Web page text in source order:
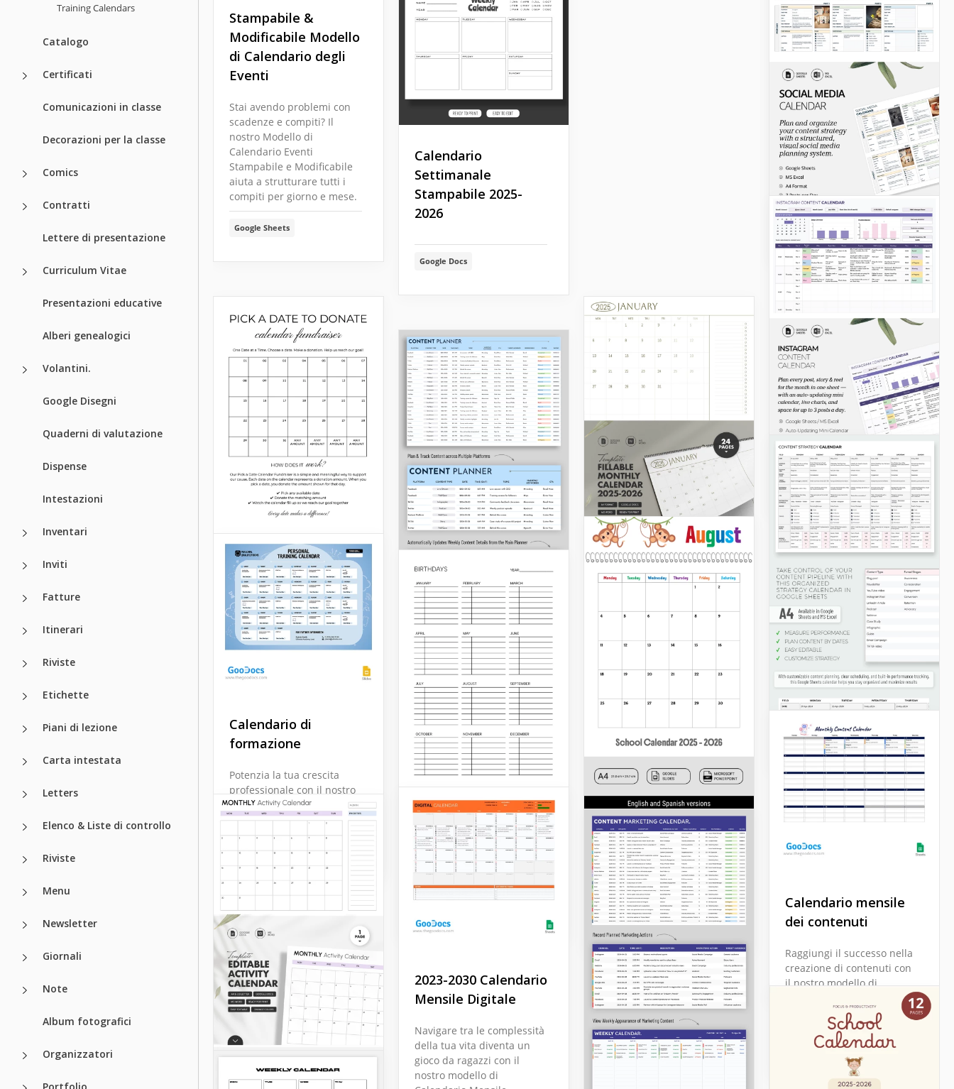
Training Calendars
Catalogo
Certificati
Comunicazioni in classe
Decorazioni per la classe
Comics
Contratti
Lettere di presentazione
Curriculum Vitae
Presentazioni educative
Alberi genealogici
Volantini.
Google Disegni
Quaderni di valutazione
Dispense
Intestazioni
Inventari
Inviti
Fatture
Itinerari
Riviste
Etichette
Piani di lezione
Carta intestata
Letters
Elenco & Liste di controllo
Riviste
Menu
Newsletter
Giornali
Note
Album fotografici
Organizzatori
Portfolio
Stampabile &
Modificabile Modello
di Calendario degli
Eventi
Stai avendo problemi con
scadenze e compiti? Il
nostro Modello di
Calendario Eventi
Stampabile e Modificabile
aiuta a strutturare tutti i
compiti per giorno e mese.
Google Sheets
Calendario
Settimanale
Stampabile 2025-
2026
Google Docs
Modello di
calendario delle
paghe quindicinale
2026
Google Sheets
calendario per la
raccolta fondi
Google Docs
Calendario di
marketing dei
contenuti strutturati
Calendario mensile
compilabile 2025-
2026
Google Docs
Modello di
calendario dei
contenuti dei social
media
Google Sheets
Calendario di
formazione
Potenzia la tua crescita
professionale con il nostro
modello di Calendario di
Formazione!
Google Slides
Template Calendario
Annuale Stampabile
per Compleanni
Modello di
calendario dei
contenuti di
Instagram
Google Sheets
2023-2030 Calendario
Mensile Digitale
Navigare tra le complessità
della tua vita diventa un
gioco da ragazzi con il
nostro modello di
Modello di
contenuti per
blogger e marketer
Google Sheets
Calendario mensile
dei contenuti
Raggiungi il successo nella
creazione di contenuti con
il nostro modello di
Google Sheets